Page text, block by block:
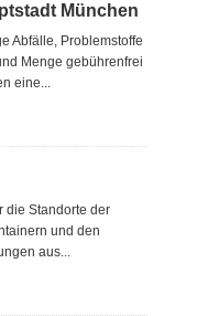
München
Abfälle, Problemstoffe
Menge gebührenfrei
eine...
die Standorte der
und den
aus...